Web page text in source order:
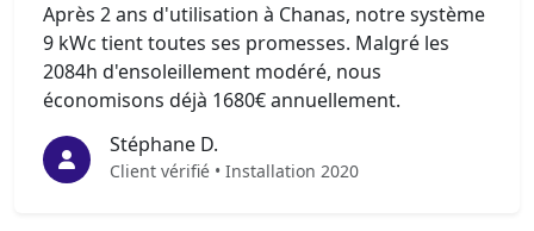
Après 2 ans d'utilisation à Chanas, notre système
9 kWc tient toutes ses promesses. Malgré les
2084h d'ensoleillement modéré, nous
économisons déjà 1680€ annuellement.
Stéphane D.
Client vérifié • Installation 2020